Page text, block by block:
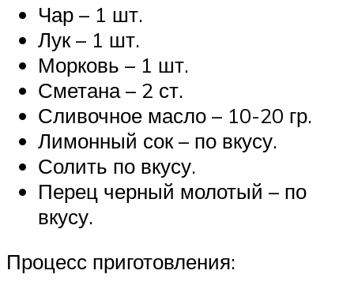
Чар – 1 шт.
Лук – 1 шт.
Морковь – 1 шт.
Сметана – 2 ст.
Сливочное масло – 10-20 гр.
Лимонный сок – по вкусу.
Солить по вкусу.
Перец черный молотый – по
вкусу.
Процесс приготовления: